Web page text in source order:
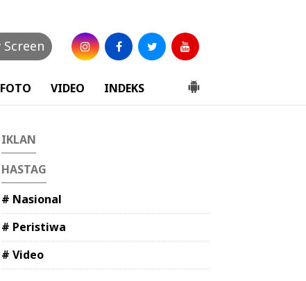
Screen
FOTO VIDEO INDEKS
IKLAN
HASTAG
# Nasional
# Peristiwa
# Video